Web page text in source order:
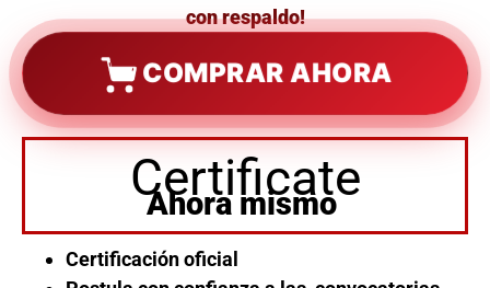
con respaldo!
COMPRAR AHORA
Certificate
Ahora mismo
Certificación oficial